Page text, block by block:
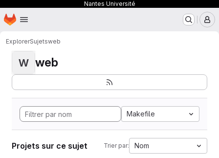
Nantes Université
Passer au contenu principal
Page d'accueil
ExplorerSujetsweb
W web
Makefile
Projets sur ce sujet Trier par: Nom